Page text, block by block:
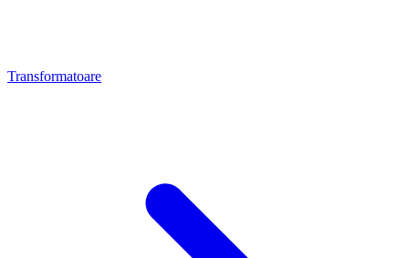
Transformatoare